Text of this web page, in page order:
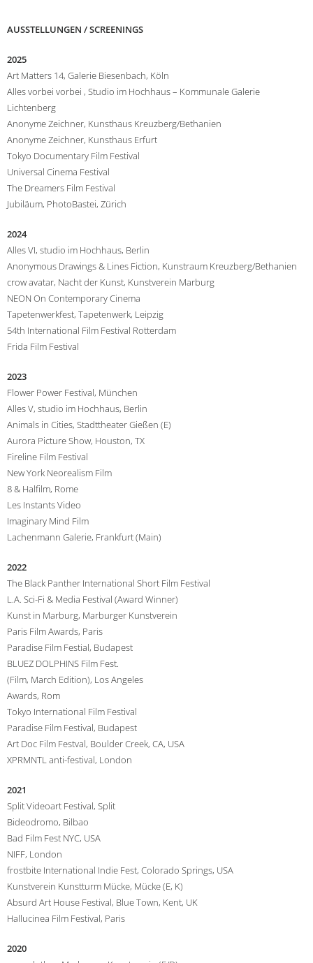
AUSSTELLUNGEN / SCREENINGS
2025
Art Matters 14, Galerie Biesenbach, Köln
Alles vorbei vorbei , Studio im Hochhaus – Kommunale Galerie
Lichtenberg
Anonyme Zeichner, Kunsthaus Kreuzberg/Bethanien
Anonyme Zeichner, Kunsthaus Erfurt
Tokyo Documentary Film Festival
Universal Cinema Festival
The Dreamers Film Festival
Jubiläum, PhotoBastei, Zürich
2024
Alles VI, studio im Hochhaus, Berlin
Anonymous Drawings & Lines Fiction, Kunstraum Kreuzberg/Bethanien
crow avatar, Nacht der Kunst, Kunstverein Marburg
NEON On Contemporary Cinema
Tapetenwerkfest, Tapetenwerk, Leipzig
54th International Film Festival Rotterdam
Frida Film Festival
2023
Flower Power Festival, München
Alles V, studio im Hochhaus, Berlin
Animals in Cities, Stadttheater Gießen (E)
Aurora Picture Show, Houston, TX
Fireline Film Festival
New York Neorealism Film
8 & Halfilm, Rome
Les Instants Video
Imaginary Mind Film
Lachenmann Galerie, Frankfurt (Main)
2022
The Black Panther International Short Film Festival
L.A. Sci-Fi & Media Festival (Award Winner)
Kunst in Marburg, Marburger Kunstverein
Paris Film Awards, Paris
Paradise Film Festial, Budapest
BLUEZ DOLPHINS Film Fest.
(Film, March Edition), Los Angeles
Awards, Rom
Tokyo International Film Festival
Paradise Film Festival, Budapest
Art Doc Film Festval, Boulder Creek, CA, USA
XPRMNTL anti-festival, London
2021
Split Videoart Festival, Split
Bideodromo, Bilbao
Bad Film Fest NYC, USA
NIFF, London
frostbite International Indie Fest, Colorado Springs, USA
Kunstverein Kunstturm Mücke, Mücke (E, K)
Absurd Art House Festival, Blue Town, Kent, UK
Hallucinea Film Festival, Paris
2020